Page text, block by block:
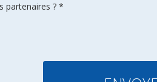
partenaires ? *